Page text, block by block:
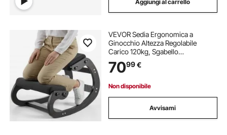
Aggiungi al carrello
VEVOR Sedia Ergonomica a
Ginocchio Altezza Regolabile
Carico 120kg, Sgabello
Ergonomico Inginocchiato Struttura
in Legno per Sollievo di Collo
Casa Ufficio, Nero
7099€
Non disponibile
Avvisami